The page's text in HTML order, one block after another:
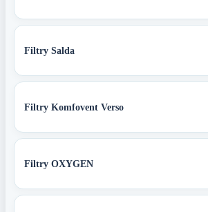
Filtry Salda
Filtry Komfovent Verso
Filtry OXYGEN